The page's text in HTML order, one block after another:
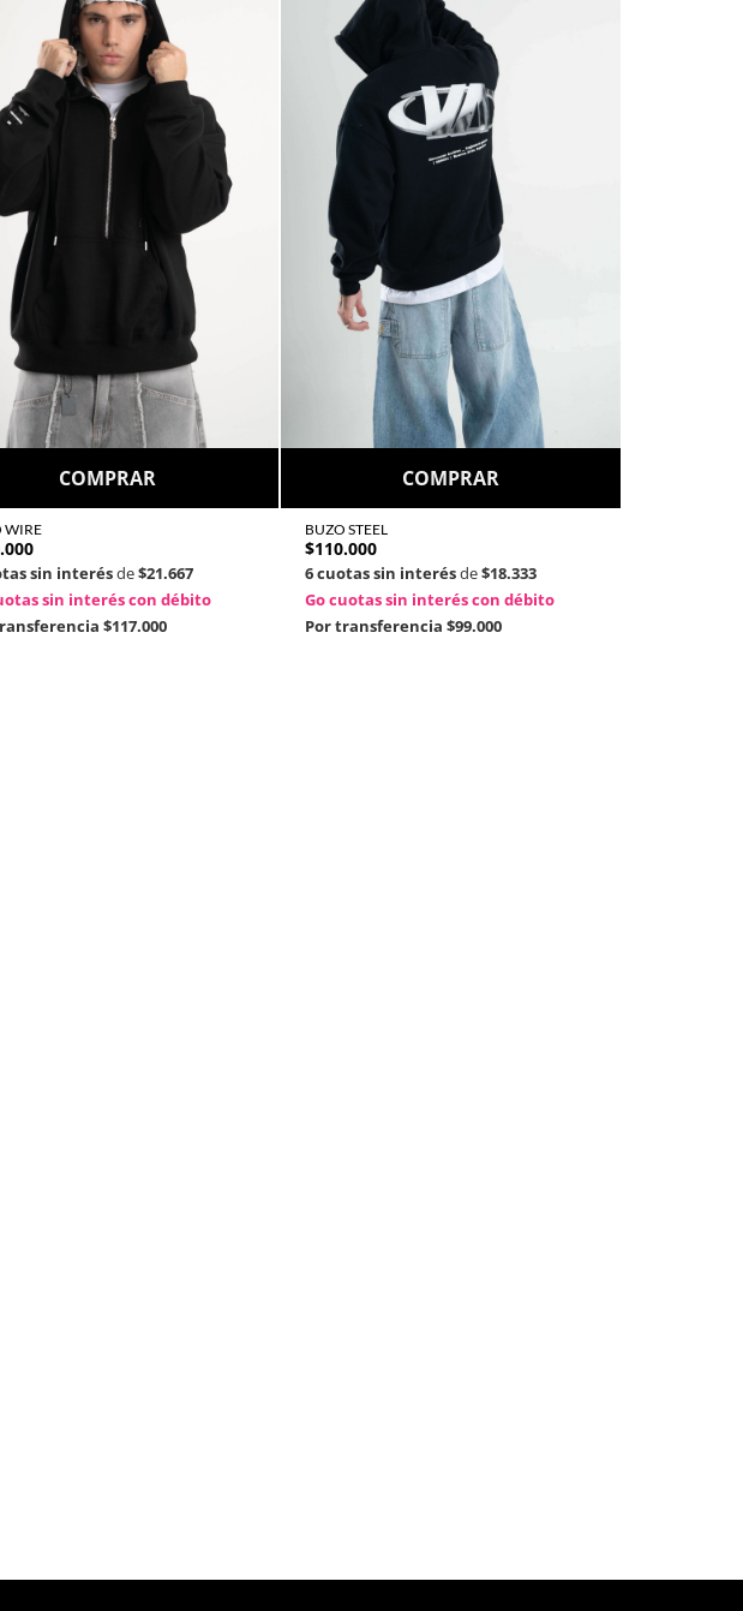
COMPRAR
WIRE
sin interésde$21.667
sin interés con débito
$117.000
COMPRAR
BUZO STEEL
$110.000
6 cuotas sin interésde$18.333
Go cuotas sin interés con débito
Por transferencia $99.000